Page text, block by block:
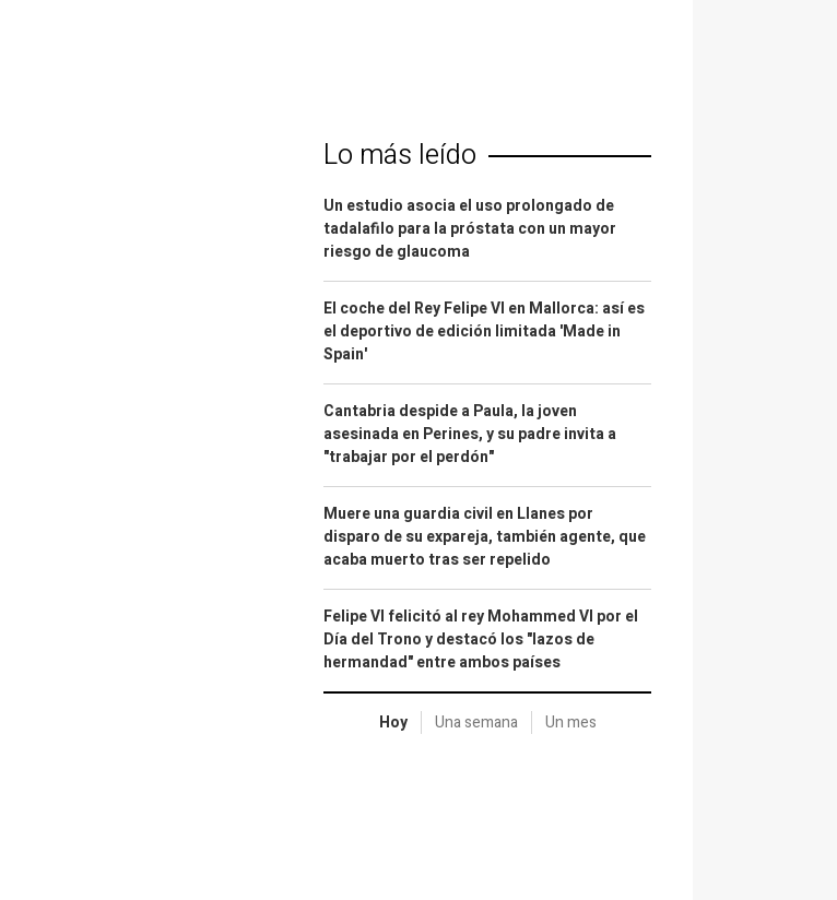
Lo más leído
Un estudio asocia el uso prolongado de
tadalafilo para la próstata con un mayor
riesgo de glaucoma
El coche del Rey Felipe VI en Mallorca: así es
el deportivo de edición limitada 'Made in
Spain'
Cantabria despide a Paula, la joven
asesinada en Perines, y su padre invita a
"trabajar por el perdón"
Muere una guardia civil en Llanes por
disparo de su expareja, también agente, que
acaba muerto tras ser repelido
Felipe VI felicitó al rey Mohammed VI por el
Día del Trono y destacó los "lazos de
hermandad" entre ambos países
Hoy Una semana Un mes